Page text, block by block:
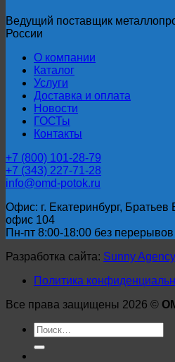
Ведущий поставщик
России
О компании
Каталог
Услуги
Доставка и оплата
Новости
ГОСТы
Контакты
+7 (800) 101-28-79
+7 (343) 227-71-28
info@omd-potok.ru
Офис: г. Екатеринбург,
офис 104
Пн-пт 8:00-18:00 без перерывов
Разработка сайта: Sunny Agency
Политика
Все права защищены 2026 ©
Искать: